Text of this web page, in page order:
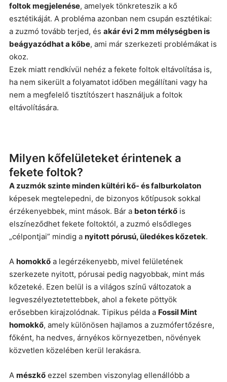
foltok megjelenése, amelyek tönkreteszik a kő
esztétikáját. A probléma azonban nem csupán esztétikai:
a zuzmó tovább terjed, ésakár évi 2 mm mélységben is
beágyazódhat a kőbe, ami már szerkezeti problémákat is
okoz.
Ezek miatt rendkívül nehéz a fekete foltok eltávolítása is,
ha nem sikerült a folyamatot időben megállítani vagy ha
nem a megfelelő tisztítószert használjuk a foltok
eltávolítására.
Milyen kőfelületeket érintenek a
fekete foltok?
A zuzmók szinte minden kültéri kő- és falburkolaton
képesek megtelepedni, de bizonyos kőtípusok sokkal
érzékenyebbek, mint mások. Bár a beton térkő is
elszíneződhet fekete foltoktól, a zuzmó elsődleges
„célpontjai” mindig anyitott pórusú, üledékes kőzetek.
Ahomokkő a legérzékenyebb, mivel felületének
szerkezete nyitott, pórusai pedig nagyobbak, mint más
kőzeteké. Ezen belül is a világos színű változatok a
legveszélyeztetettebbek, ahol a fekete pöttyök
erősebben kirajzolódnak. Tipikus példa a Fossil Mint
homokkő, amely különösen hajlamos a zuzmófertőzésre,
főként, ha nedves, árnyékos környezetben, növények
közvetlen közelében kerül lerakásra.
Amészkő ezzel szemben viszonylag ellenállóbb a